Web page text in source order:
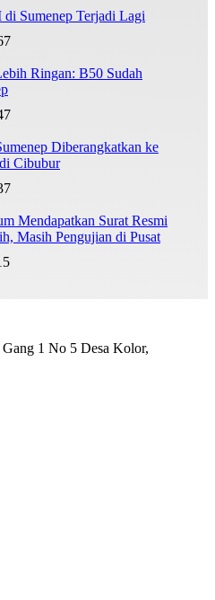
Sumenep Terjadi Lagi
Ringan: B50 Sudah
Diberangkatkan ke
Cibubur
Mendapatkan Surat Resmi
Masih Pengujian di Pusat
1 No 5 Desa Kolor,